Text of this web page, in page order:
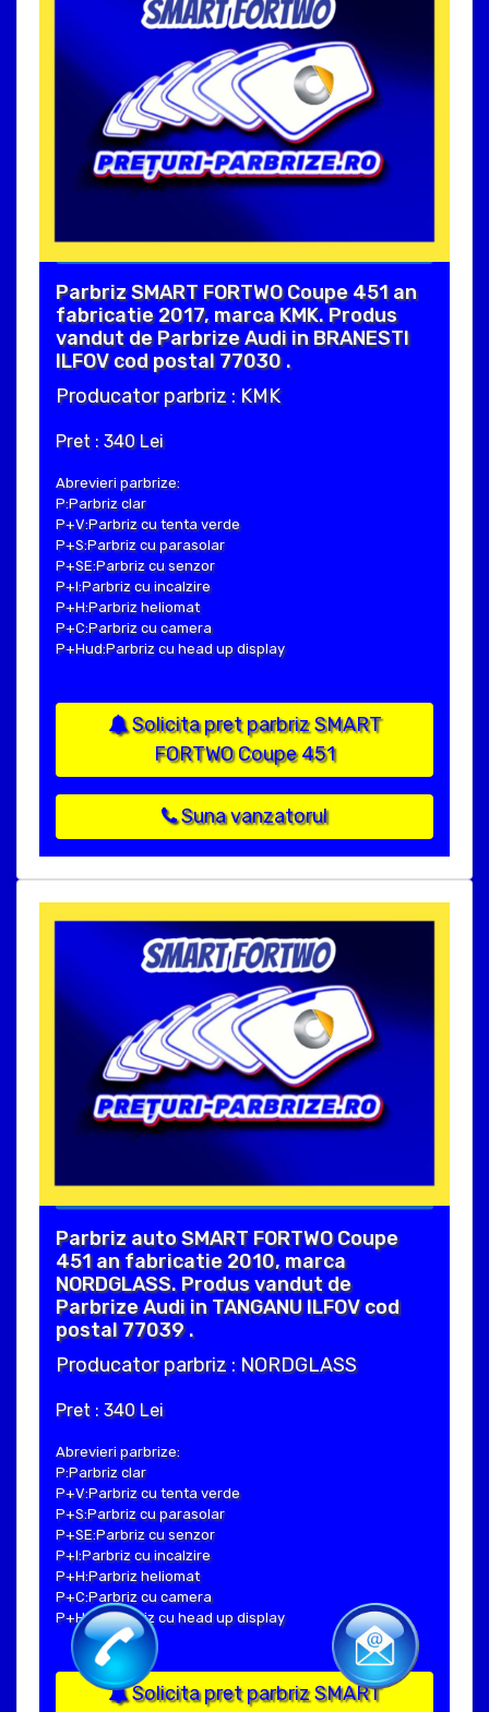
Parbriz SMART FORTWO Coupe 451 an
fabricatie 2017, marca KMK. Produs
vandut de Parbrize Audi in BRANESTI
ILFOV cod postal 77030 .
Producator parbriz : KMK
Pret : 340 Lei
Abrevieri parbrize:
P:Parbriz clar
P+V:Parbriz cu tenta verde
P+S:Parbriz cu parasolar
P+SE:Parbriz cu senzor
P+I:Parbriz cu incalzire
P+H:Parbriz heliomat
P+C:Parbriz cu camera
P+Hud:Parbriz cu head up display
Solicita pret parbriz SMART
FORTWO Coupe 451
Suna vanzatorul
Parbriz auto SMART FORTWO Coupe
451 an fabricatie 2010, marca
NORDGLASS. Produs vandut de
Parbrize Audi in TANGANU ILFOV cod
postal 77039 .
Producator parbriz : NORDGLASS
Pret : 340 Lei
Abrevieri parbrize:
P:Parbriz clar
P+V:Parbriz cu tenta verde
P+S:Parbriz cu parasolar
P+SE:Parbriz cu senzor
P+I:Parbriz cu incalzire
P+H:Parbriz heliomat
P+C:Parbriz cu camera
P+Hud:Parbriz cu head up display
Solicita pret parbriz SMART